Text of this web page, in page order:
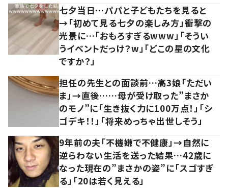
七夕当日…パパと子どもたちを見ると
→「初めて見る七夕の楽しみ方」衝撃の
光景に…「おもろすぎるwww」「そうい
うイベントだっけ？w」「どこの星の文化
ですか？」
担任の先生との面談前…高3娘「ただい
ま」→直後……母が受け取った”まさか
のモノ”に「生き抜く力に100万点！」「シ
ゴデキ！！」「将来めっちゃ出世しそう」
9年前の夫「不機嫌で不健康」→自然に
逆らわない生活を送った結果…42歳に
なった現在の”まさかの姿”に「スゴすぎ
る」「20は若く見える」